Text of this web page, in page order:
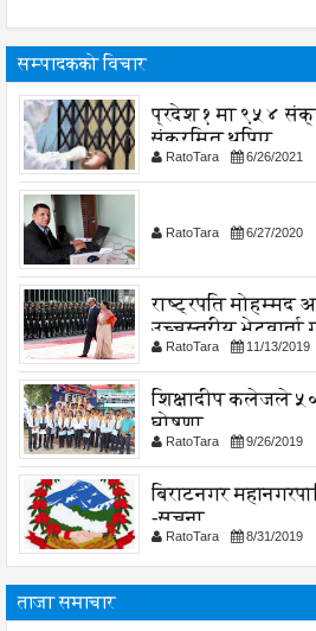
सम्पादकको विचार
प्रदेश १ मा ९५४
संक्रमित थपिए
RatoTara 6/26/2021
RatoTara 6/27/2020
राष्ट्रपति
उच्चस्तरीय भेटवार्ता
RatoTara 11/13/2019
शिक्षादीप कलेजले
घोषणा
RatoTara 9/26/2019
बिराटनगर
-सुचना
RatoTara 8/31/2019
ताजा समाचार